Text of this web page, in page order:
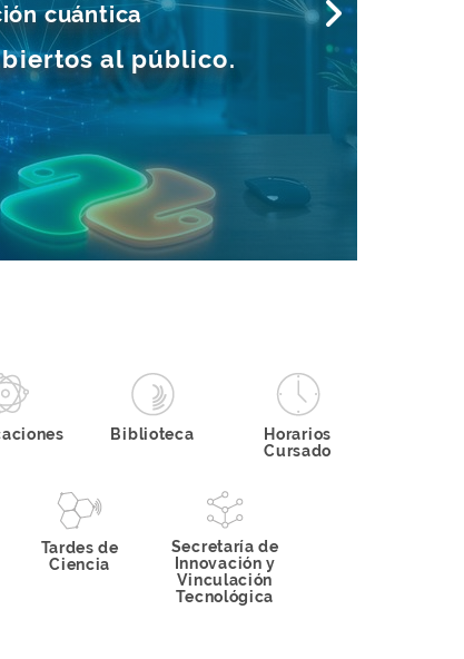
cuántica
al público.
de
de
de
la Secretaría
de la FA…
Biblioteca
Horarios
Cursado
Tardes de
Ciencia
Secretaría de
Innovación y
Vinculación
Tecnológica